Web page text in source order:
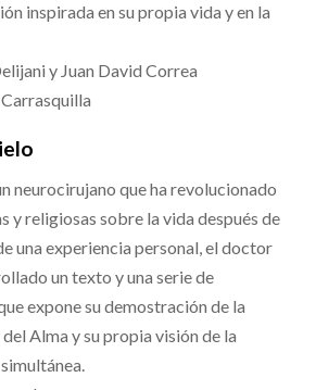
inspirada en su propia vida y en la
y Juan David Correa
neurocirujano que ha revolucionado
y religiosas sobre la vida después de
una experiencia personal, el doctor
un texto y una serie de
expone su demostración de la
Alma y su propia visión de la